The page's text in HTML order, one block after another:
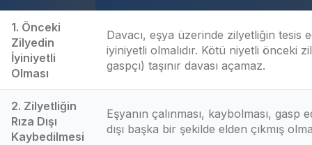
1. Önceki
Zilyedin
İyiniyetli
Olması
Davacı, eşya üzerinde zilyetliğin tesis
iyiniyetli olmalıdır. Kötü niyetli önceki
gaspçı) taşınır davası açamaz.
2. Zilyetliğin
Rıza Dışı
Kaybedilmesi
Eşyanın çalınması, kaybolması, gasp
dışı başka bir şekilde elden çıkmış